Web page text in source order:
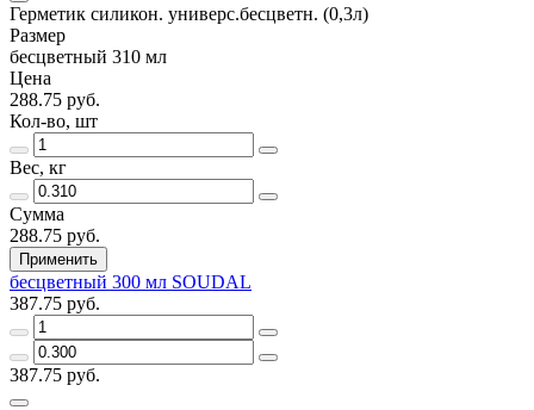
Герметик силикон. универс.бесцветн. (0,3л)
Размер
бесцветный 310 мл
Цена
288.75 руб.
Кол-во, шт
Вес, кг
Сумма
288.75 руб.
Применить
бесцветный 300 мл SOUDAL
387.75 руб.
387.75 руб.